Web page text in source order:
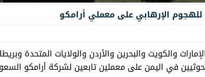
للهجوم الإرهابي على معملي أرامكو
والكويت والبحرين والأردن والولايات المتحدة
في اليمن على معملين تابعين لشركة أرامكو